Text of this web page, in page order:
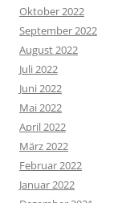
Oktober 2022
September 2022
August 2022
Juli 2022
Juni 2022
Mai 2022
April 2022
März 2022
Februar 2022
Januar 2022